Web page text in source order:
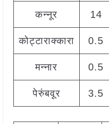
कन्नूर 14
कोट्टाराक्कारा 0.5
मन्नार 0.5
पेरुंबवूर 3.5